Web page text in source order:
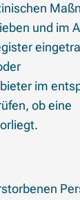
und im
im
ob eine